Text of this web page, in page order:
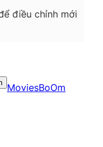
điều chỉnh mới
MoviesBoOm